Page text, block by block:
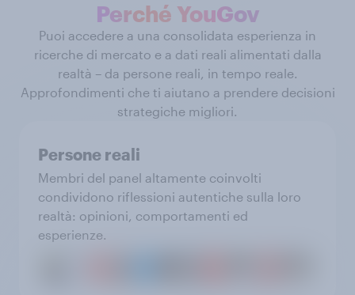
Perché YouGov
Puoi accedere a una consolidata esperienza in
ricerche di mercato e a dati reali alimentati dalla
realtà – da persone reali, in tempo reale.
Approfondimenti che ti aiutano a prendere decisioni
strategiche migliori.
Persone reali
Membri del panel altamente coinvolti
condividono riflessioni autentiche sulla loro
realtà: opinioni, comportamenti ed
esperienze.